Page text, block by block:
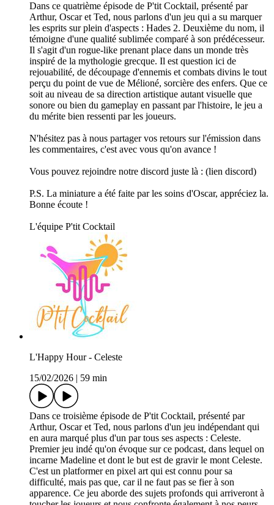
Dans ce quatrième épisode de P'tit Cocktail, présenté par
Arthur, Oscar et Ted, nous parlons d'un jeu qui a su marquer
les esprits sur plein d'aspects : Hades 2. Deuxième du nom, il
témoigne d'une qualité sublimée comparé à son prédécesseur.
Il s'agit d'un rogue-like prenant place dans un monde très
inspiré de la mythologie grecque. Il est question ici de
rejouabilité, de découpage d'ennemis et combats divins le tout
perçu du point de vue de Mélioné, sorcière des enfers. Que ce
soit au niveau de sa direction artistique autant visuelle que
sonore ou bien du gameplay en passant par l'histoire, le jeu a
du mérite bien ressenti par les joueurs.
N'hésitez pas à nous partager vos retours sur l'émission dans
les commentaires, c'est avec vous qu'on avance !
Vous pouvez rejoindre notre discord juste là : (lien discord)
P.S. La miniature a été faite par les soins d'Oscar, appréciez la.
Bonne écoute !
L'équipe P'tit Cocktail
L'Happy Hour - Celeste
15/02/2026
59 min
Dans ce troisième épisode de P'tit Cocktail, présenté par
Arthur, Oscar et Ted, nous parlons d'un jeu indépendant qui
en aura marqué plus d'un par tous ses aspects : Celeste.
Premier jeu indé qu'on évoque sur ce podcast, dans lequel on
incarne Madeline et dont le but est de gravir le mont Celeste.
C'est un platformer en pixel art qui est connu pour sa
difficulté, mais pas que, car il ne faut pas se fier à son
apparence. Ce jeu aborde des sujets profonds qui arriveront à